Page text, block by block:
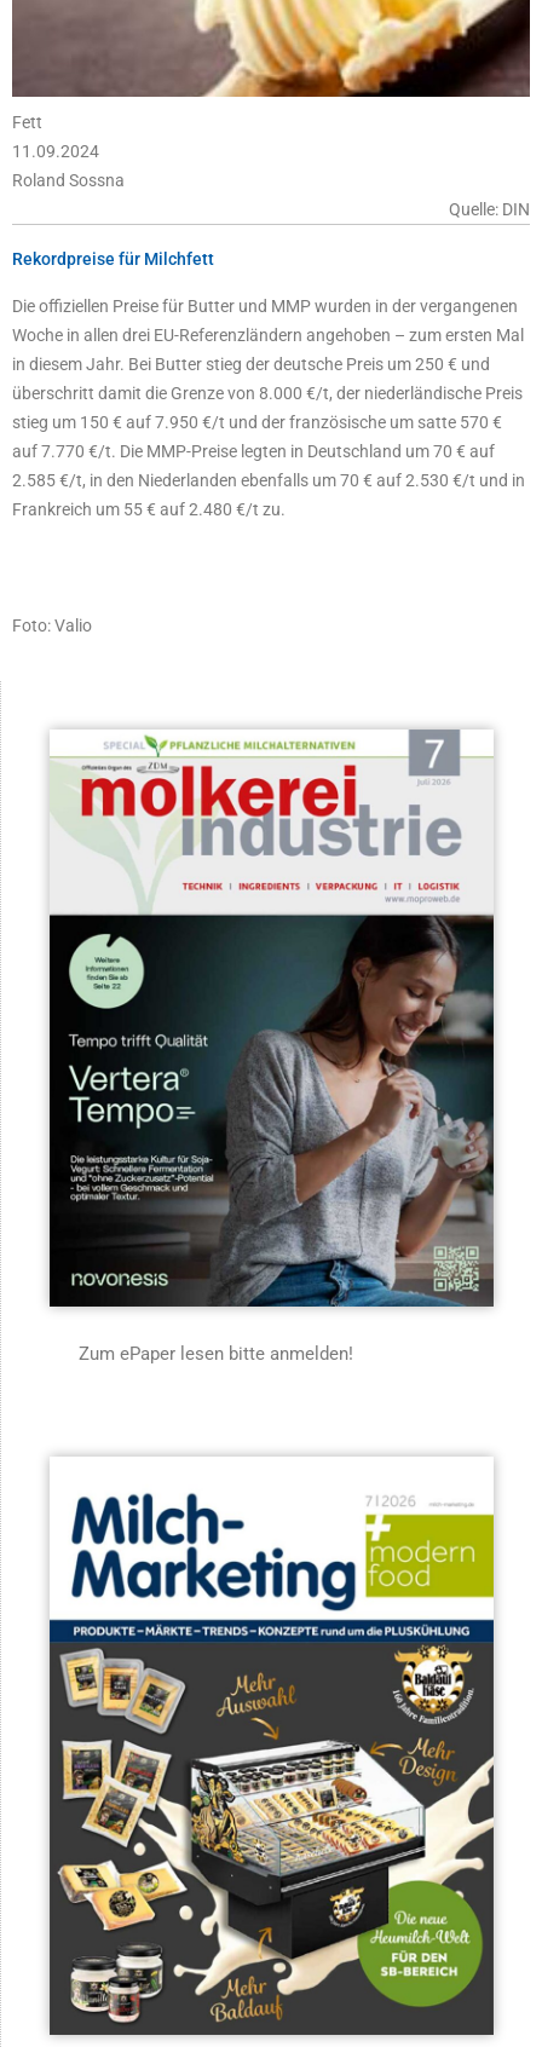
Fett
11.09.2024
Roland Sossna
Quelle: DIN
Rekordpreise für Milchfett
Die offiziellen Preise für Butter und MMP wurden in der vergangenen
Woche in allen drei EU-Referenzländern angehoben – zum ersten Mal
in diesem Jahr. Bei Butter stieg der deutsche Preis um 250 € und
überschritt damit die Grenze von 8.000 €/t, der niederländische Preis
stieg um 150 € auf 7.950 €/t und der französische um satte 570 €
auf 7.770 €/t. Die MMP-Preise legten in Deutschland um 70 € auf
2.585 €/t, in den Niederlanden ebenfalls um 70 € auf 2.530 €/t und in
Frankreich um 55 € auf 2.480 €/t zu.
Foto: Valio
Zum ePaper lesen bitte anmelden!